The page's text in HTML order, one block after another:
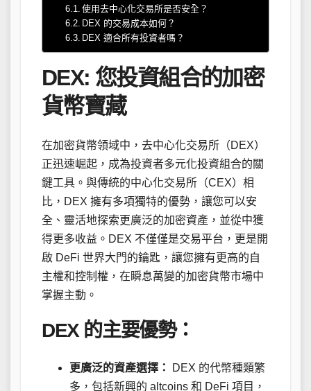
使用去中心化交易所是否安全？
DEX 的交易成本如何？
DEX 適合所有投資者嗎？
DEX: 您投資組合的加密
貨幣寶藏
在加密貨幣領域中，去中心化交易所（DEX）
正迅速崛起，成為投資者多元化投資組合的關
鍵工具。與傳統的中心化交易所（CEX）相
比，DEX 擁有多項獨特的優勢，讓您可以安
全、靈活地探索更廣泛的加密資產，並從中獲
得更多收益。DEX 不僅僅是交易平台，更是開
啟 DeFi 世界大門的鑰匙，讓您擁有更高的自
主權和控制權，在瞬息萬變的加密貨幣市場中
掌握主動。
DEX 的主要優勢：
更廣泛的資產選擇：
DEX 的代幣種類繁
多，包括新興的 altcoins 和 DeFi 項目，